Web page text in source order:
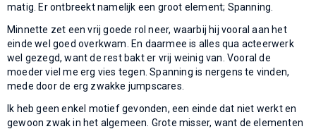
matig. Er ontbreekt namelijk een groot element; Spanning.
Minnette zet een vrij goede rol neer, waarbij hij vooral aan het
einde wel goed overkwam. En daarmee is alles qua acteerwerk
wel gezegd, want de rest bakt er vrij weinig van. Vooral de
moeder viel me erg vies tegen. Spanning is nergens te vinden,
mede door de erg zwakke jumpscares.
Ik heb geen enkel motief gevonden, een einde dat niet werkt en
gewoon zwak in het algemeen. Grote misser, want de elementen